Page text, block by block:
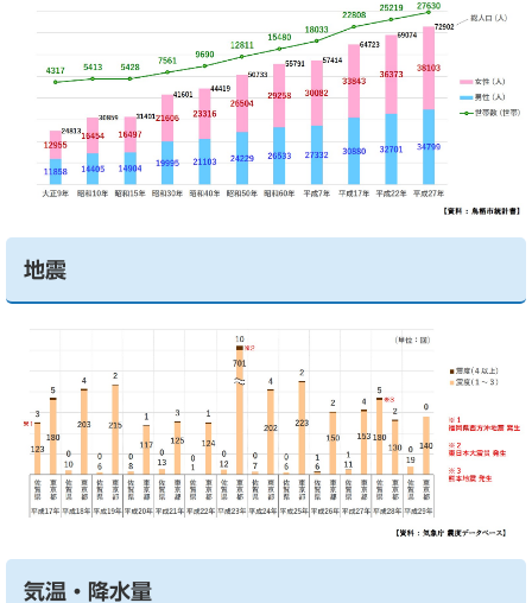
地震
気温・降水量